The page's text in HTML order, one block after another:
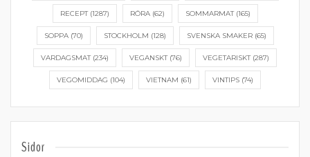
RECEPT(1287) RÖRA(62) SOMMARMAT(165)
SOPPA(70) STOCKHOLM (128) SVENSKA SMAKER(65)
VARDAGSMAT(234) VEGANSKT(76) VEGETARISKT(287)
VEGOMIDDAG (104) VIETNAM (61) VINTIPS (74)
Sidor